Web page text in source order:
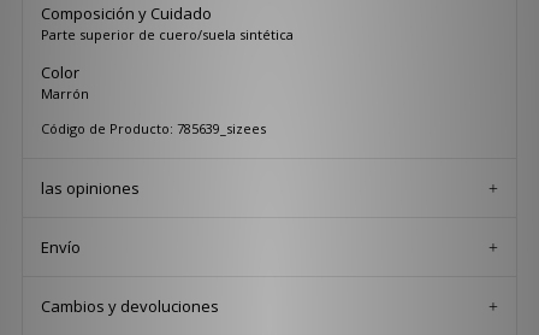
Composición y Cuidado
Parte superior de cuero/suela sintética
Color
Marrón
Código de Producto: 785639_sizees
las opiniones
Envío
Cambios y devoluciones